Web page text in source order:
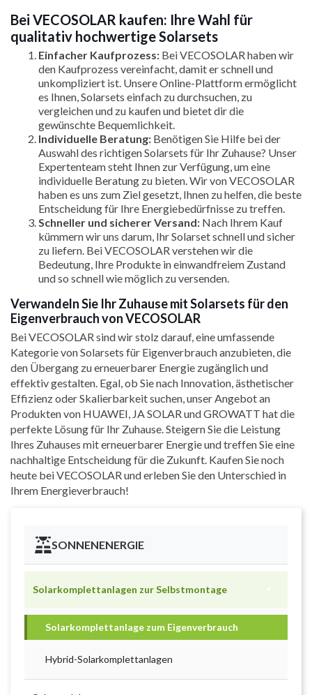
SONNENENERGIE
Solarkomplettanlagen zur Selbstmontage 
Solarkomplettanlage zum Eigenverbrauch
Hybrid-Solarkomplettanlagen
Bei VECOSOLAR kaufen: Ihre Wahl für
qualitativ hochwertige Solarsets
Einfacher Kaufprozess: Bei VECOSOLAR haben wir
den Kaufprozess vereinfacht, damit er schnell und
unkompliziert ist. Unsere Online-Plattform ermöglicht
es Ihnen, Solarsets einfach zu durchsuchen, zu
vergleichen und zu kaufen und bietet dir die
gewünschte Bequemlichkeit.
Individuelle Beratung: Benötigen Sie Hilfe bei der
Auswahl des richtigen Solarsets für Ihr Zuhause? Unser
Expertenteam steht Ihnen zur Verfügung, um eine
individuelle Beratung zu bieten. Wir von VECOSOLAR
haben es uns zum Ziel gesetzt, Ihnen zu helfen, die beste
Entscheidung für Ihre Energiebedürfnisse zu treffen.
Schneller und sicherer Versand: Nach Ihrem Kauf
kümmern wir uns darum, Ihr Solarset schnell und sicher
zu liefern. Bei VECOSOLAR verstehen wir die
Bedeutung, Ihre Produkte in einwandfreiem Zustand
und so schnell wie möglich zu versenden.
Verwandeln Sie Ihr Zuhause mit Solarsets für den
Eigenverbrauch von VECOSOLAR
Bei VECOSOLAR sind wir stolz darauf, eine umfassende
Kategorie von Solarsets für Eigenverbrauch anzubieten, die
den Übergang zu erneuerbarer Energie zugänglich und
effektiv gestalten. Egal, ob Sie nach Innovation, ästhetischer
Effizienz oder Skalierbarkeit suchen, unser Angebot an
Produkten von HUAWEI, JA SOLAR und GROWATT hat die
perfekte Lösung für Ihr Zuhause. Steigern Sie die Leistung
Ihres Zuhauses mit erneuerbarer Energie und treffen Sie eine
nachhaltige Entscheidung für die Zukunft. Kaufen Sie noch
heute bei VECOSOLAR und erleben Sie den Unterschied in
Ihrem Energieverbrauch!